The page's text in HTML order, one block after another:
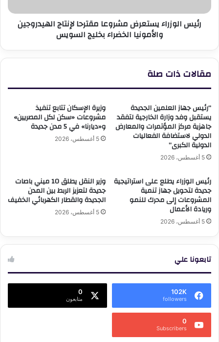
الخضراء
بخليجرئيس الوزراء يستعرض مشروعا مقترحا لإنتاج الهيدروجين
والأمونيا الخضراء بخليج السويس
مقالات ذات صلة
“رئيس جهاز العلمين الجديدة
يستقبل وفد وزارة الخارجية لتفقد
جاهزية مركز المؤتمرات والمعارض
الدولي لاستضافة الفعاليات
الدولية الكبرى”
5 أغسطس، 2026
وزيرة الإسكان تتابع تنفيذ
مشروعات «سكن لكل المصريين»
و«ديارنا» في 5 مدن جديدة
5 أغسطس، 2026
رئيس الوزراء يطلع على استراتيجية
جديدة لتحويل جهاز تنمية
المشروعات إلى محرك للنمو
وريادة الأعمال
5 أغسطس، 2026
وزير النقل يطلق 10 ميني باصات
جديدة لتعزيز الربط بين المدن
الجديدة والقطار الكهربائي الخفيف
5 أغسطس، 2026
تابعونا علي
102K
followers
0
متابعون
0
Subscribers